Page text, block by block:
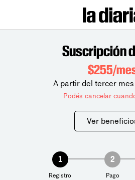
Suscripción
$255/
A partir del tercer
Podés cancelar
Ver
1
Registro
2
Pago